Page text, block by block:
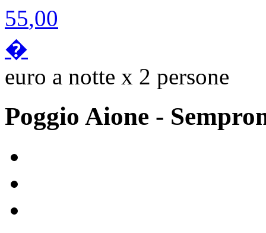
55,00
�
euro a notte x 2 persone
Poggio Aione -